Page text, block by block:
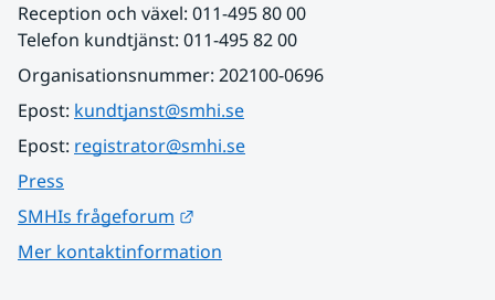
Reception och växel: 011-495 80 00
Telefon kundtjänst: 011-495 82 00
Organisationsnummer: 202100-0696
Epost: kundtjanst@smhi.se
Epost: registrator@smhi.se
Press
SMHIs frågeforum
Mer kontaktinformation